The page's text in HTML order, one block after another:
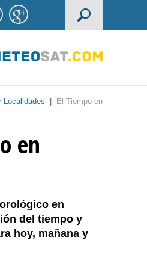
Localidades
El Tiempo en
en
en
del tiempo y
hoy, mañana y